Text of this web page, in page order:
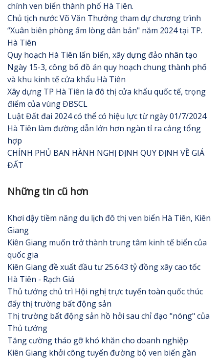
chính ven biển thành phố Hà Tiên.
Chủ tịch nước Võ Văn Thưởng tham dự chương trình
“Xuân biên phòng ấm lòng dân bản" năm 2024 tại TP.
Hà Tiên
Quy hoạch Hà Tiên lấn biển, xây dựng đảo nhân tạo
Ngày 15-3, công bố đồ án quy hoạch chung thành phố
và khu kinh tế cửa khẩu Hà Tiên
Xây dựng TP Hà Tiên là đô thị cửa khẩu quốc tế, trọng
điểm của vùng ĐBSCL
Luật Đất đai 2024 có thể có hiệu lực từ ngày 01/7/2024
Hà Tiên làm đường dẫn lớn hơn ngàn tỉ ra cảng tổng
hợp
CHÍNH PHỦ BAN HÀNH NGHỊ ĐỊNH QUY ĐỊNH VỀ GIÁ
ĐẤT
Những tin cũ hơn
Khơi dậy tiềm năng du lịch đô thị ven biển Hà Tiên, Kiên
Giang
Kiên Giang muốn trở thành trung tâm kinh tế biển của
quốc gia
Kiên Giang đề xuất đầu tư 25.643 tỷ đồng xây cao tốc
Hà Tiên - Rạch Giá
Thủ tướng chủ trì Hội nghị trực tuyến toàn quốc thúc
đẩy thị trường bất động sản
Thị trường bất động sản hồ hởi sau chỉ đạo "nóng" của
Thủ tướng
Tăng cường tháo gỡ khó khăn cho doanh nghiệp
Kiên Giang khởi công tuyến đường bộ ven biển gần